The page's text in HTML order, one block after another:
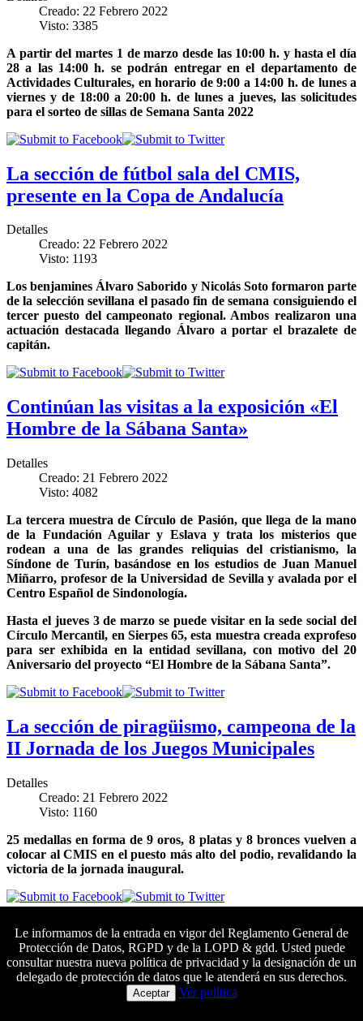
Creado: 22 Febrero 2022
Visto: 3385
A partir del martes 1 de marzo desde las 10:00 h. y hasta el día
28 a las 14:00 h. se podrán entregar en el departamento de
Actividades Culturales, en horario de 9:00 a 14:00 h. de lunes a
viernes y de 18:00 a 20:00 h. de lunes a jueves, las solicitudes
para el sorteo de sillas de Semana Santa 2022
La sección de fútbol sala del CMIS,
presente en la Copa de Andalucía
Detalles
Creado: 22 Febrero 2022
Visto: 1193
Los benjamines Álvaro Saborido y Nicolás Soto formaron parte
de la selección sevillana el pasado fin de semana consiguiendo el
tercer puesto del campeonato regional. Ambos realizaron una
actuación destacada llegando Álvaro a portar el brazalete de
capitán.
Continúan las visitas a la exposición «El
Hombre de la Sábana Santa»
Detalles
Creado: 21 Febrero 2022
Visto: 4082
La tercera muestra de Círculo de Pasión, que llega de la mano
de la Fundación Aguilar y Eslava y trata los misterios que
rodean a una de las grandes reliquias del cristianismo, la
Síndone de Turín, basándose en los estudios de Juan Manuel
Miñarro, profesor de la Universidad de Sevilla y avalada por el
Centro Español de Sindonología.
Hasta el jueves 3 de marzo se puede visitar en la sede social del
Círculo Mercantil, en Sierpes 65, esta muestra creada exprofeso
para ser exhibida en la entidad sevillana, con motivo del 20
Aniversario del proyecto “El Hombre de la Sábana Santa”.
La sección de piragüismo, campeona de la
II Jornada de los Juegos Municipales
Detalles
Creado: 21 Febrero 2022
Visto: 1160
25 medallas en forma de 9 oros, 8 platas y 8 bronces vuelven a
colocar al CMIS en el puesto más alto del podio, revalidando la
victoria de la jornada inaugural.
Inaugurada la exposición «El Hombre de
la Sábana Santa»
Detalles
Creado: 18 Febrero 2022
Colaboradores principales
Le informamos de la entrada en vigor del Reglamento General de
Protección de Datos, RGPD y de la LOPD & gdd. Usted puede
consultar nuestra nueva política de privacidad y la designación de un
delegado de protección de datos que le atenderá en sus derechos.
Aceptar Ver política